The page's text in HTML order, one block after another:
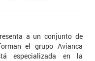
a un conjunto de
el grupo Avianca
especializada en la